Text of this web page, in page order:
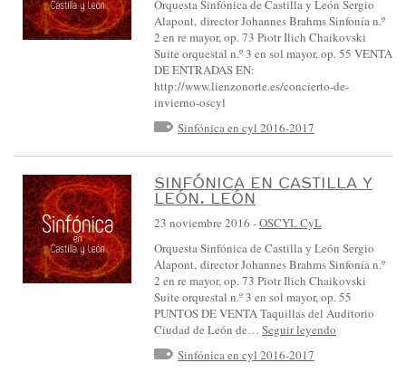
Orquesta Sinfónica de Castilla y León Sergio
Alapont, director Johannes Brahms Sinfonía n.º
2 en re mayor, op. 73 Piotr Ilich Chaikovski
Suite orquestal n.º 3 en sol mayor, op. 55 VENTA
DE ENTRADAS EN:
http://www.lienzonorte.es/concierto-de-
invierno-oscyl
Sinfónica en cyl 2016-2017
SINFÓNICA EN CASTILLA Y
LEÓN. LEÓN
23 noviembre 2016 -OSCYL CyL
Orquesta Sinfónica de Castilla y León Sergio
Alapont, director Johannes Brahms Sinfonía n.º
2 en re mayor, op. 73 Piotr Ilich Chaikovski
Suite orquestal n.º 3 en sol mayor, op. 55
PUNTOS DE VENTA Taquillas del Auditorio
Ciudad de León de… Seguir leyendo
Sinfónica en cyl 2016-2017